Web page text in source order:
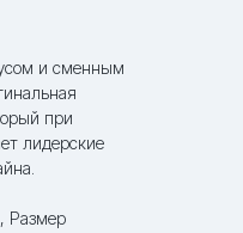
и сменным
при
лидерские
Размер